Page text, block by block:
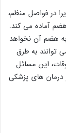
در فواصل منظم،
آماده می کند.
به هضم آن نخواهد
توانند به طرق
این مسائل
های پزشکی